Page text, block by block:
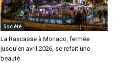
Société
La Rascasse à Monaco, fermée
jusqu’en avril 2026, se refait une
beauté